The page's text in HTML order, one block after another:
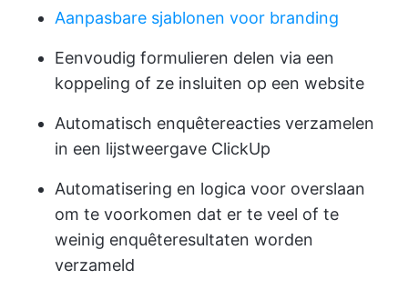
Aanpasbare sjablonen voor branding
Eenvoudig formulieren delen via een
koppeling of ze insluiten op een website
Automatisch enquêtereacties verzamelen
in een lijstweergave ClickUp
Automatisering en logica voor overslaan
om te voorkomen dat er te veel of te
weinig enquêteresultaten worden
verzameld